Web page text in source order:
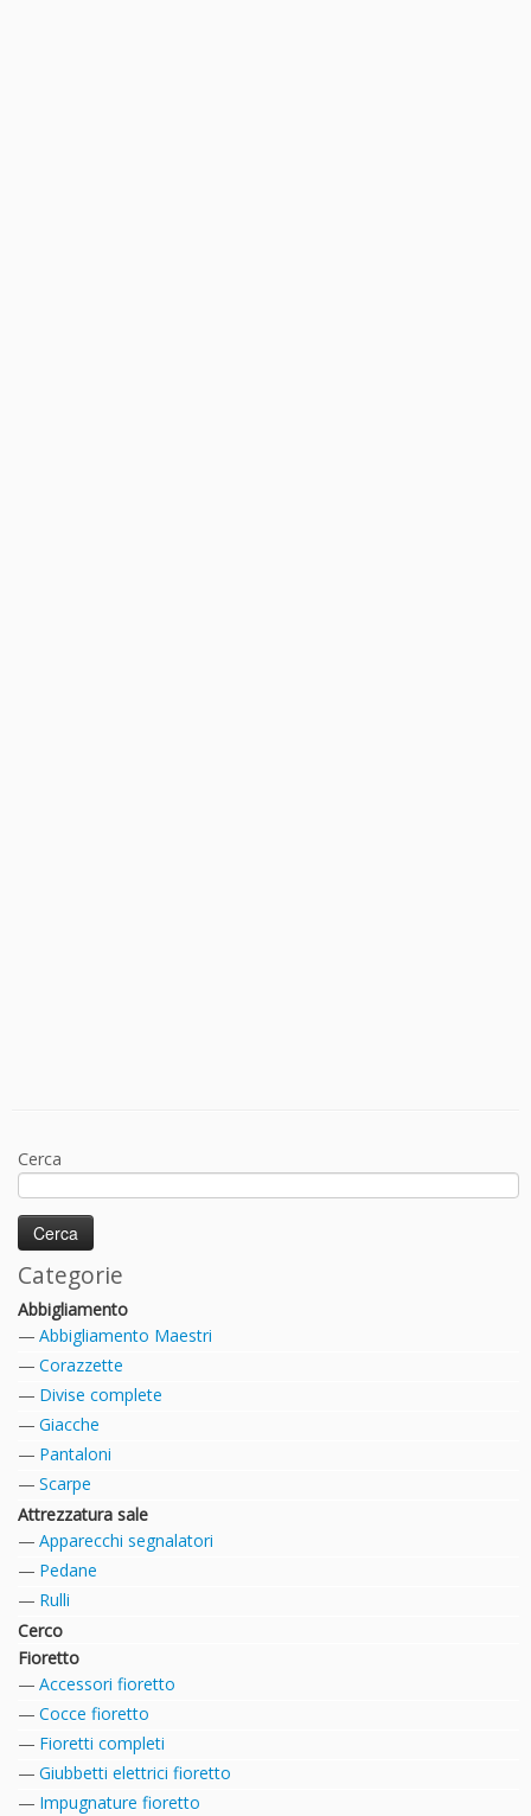
Cerca
Categorie
Abbigliamento
Abbigliamento Maestri
Corazzette
Divise complete
Giacche
Pantaloni
Scarpe
Attrezzatura sale
Apparecchi segnalatori
Pedane
Rulli
Cerco
Fioretto
Accessori fioretto
Cocce fioretto
Fioretti completi
Giubbetti elettrici fioretto
Impugnature fioretto